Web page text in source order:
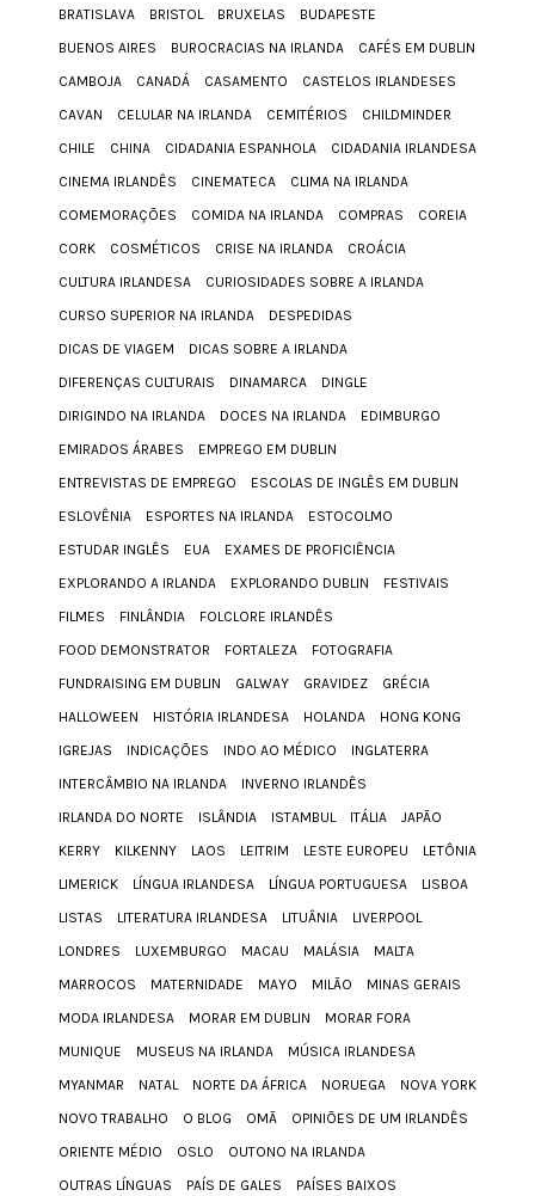
BRATISLAVA
BRISTOL BRUXELAS
BUDAPESTE
BUENOS AIRES
BUROCRACIAS NA IRLANDA
CAFÉS EM DUBLIN
CAMBOJA
CANADÁ CASAMENTO
CASTELOS IRLANDESES
CAVAN
CELULAR NA IRLANDA CEMITÉRIOS
CHILDMINDER
CHILE
CHINA CIDADANIA ESPANHOLA
CIDADANIA IRLANDESA
CINEMA IRLANDÊS
CINEMATECA
CLIMA NA IRLANDA
COMEMORAÇÕES
COMIDA NA IRLANDA COMPRAS
COREIA
CORK
COSMÉTICOS CRISE NA IRLANDA
CROÁCIA
CULTURA IRLANDESA
CURIOSIDADES SOBRE A IRLANDA
CURSO SUPERIOR NA IRLANDA
DESPEDIDAS
DICAS DE VIAGEM
DICAS SOBRE A IRLANDA
DIFERENÇAS CULTURAIS
DINAMARCA
DINGLE
DIRIGINDO NA IRLANDA
DOCES NA IRLANDA
EDIMBURGO
EMIRADOS ÁRABES
EMPREGO EM DUBLIN
ENTREVISTAS DE EMPREGO
ESCOLAS DE INGLÊS EM DUBLIN
ESLOVÊNIA
ESPORTES NA IRLANDA
ESTOCOLMO
ESTUDAR INGLÊS
EUA
EXAMES DE PROFICIÊNCIA
EXPLORANDO A IRLANDA
EXPLORANDO DUBLIN
FESTIVAIS
FILMES
FINLÂNDIA
FOLCLORE IRLANDÊS
FOOD DEMONSTRATOR
FORTALEZA
FOTOGRAFIA
FUNDRAISING EM DUBLIN
GALWAY GRAVIDEZ
GRÉCIA
HALLOWEEN
HISTÓRIA IRLANDESA HOLANDA
HONG KONG
IGREJAS
INDICAÇÕES INDO AO MÉDICO
INGLATERRA
INTERCÂMBIO NA IRLANDA
INVERNO IRLANDÊS
IRLANDA DO NORTE
ISLÂNDIA ISTAMBUL ITÁLIA
JAPÃO
KERRY
KILKENNY LAOS LEITRIM LESTE EUROPEU
LETÔNIA
LIMERICK
LÍNGUA IRLANDESA LÍNGUA PORTUGUESA
LISBOA
LISTAS
LITERATURA IRLANDESA LITUÂNIA
LIVERPOOL
LONDRES
LUXEMBURGO MACAU MALÁSIA
MALTA
MARROCOS
MATERNIDADE MAYO MILÃO
MINAS GERAIS
MODA IRLANDESA
MORAR EM DUBLIN
MORAR FORA
MUNIQUE
MUSEUS NA IRLANDA
MÚSICA IRLANDESA
MYANMAR
NATAL NORTE DA ÁFRICA NORUEGA
NOVA YORK
NOVO TRABALHO
O BLOG OMÃ
OPINIÕES DE UM IRLANDÊS
ORIENTE MÉDIO
OSLO
OUTONO NA IRLANDA
OUTRAS LÍNGUAS
PAÍS DE GALES
PAÍSES BAIXOS